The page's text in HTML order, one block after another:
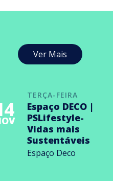
Ver Mais
TERÇA-FEIRA
Espaço DECO |
PSLifestyle-
Vidas mais
Sustentáveis
Espaço Deco